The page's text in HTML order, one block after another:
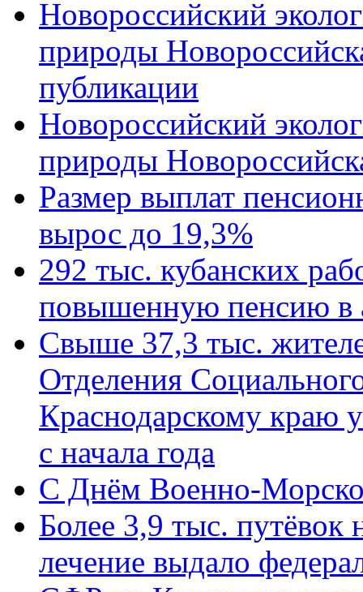
Новороссийский
природы
публикации
Новороссийский
природы
Размер выплат
вырос до 19,3%
292 тыс. кубанских
повышенную пенсию в
Свыше 37,3 тыс.
Отделения
Краснодарскому краю
с начала года
C Днём Военно-
Более 3,9 тыс. путёвок
лечение выдало